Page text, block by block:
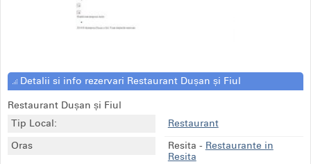
Detalii si info rezervari Restaurant Dușan și Fiul
Restaurant Dușan și Fiul
Tip Local:
Restaurant
Oras
Resita - Restaurante in
Resita